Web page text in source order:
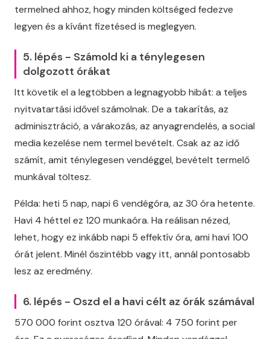
termelned ahhoz, hogy minden költséged fedezve
legyen és a kívánt fizetésed is meglegyen.
5. lépés - Számold ki a ténylegesen
dolgozott órákat
Itt követik el a legtöbben a legnagyobb hibát: a teljes
nyitvatartási idővel számolnak. De a takarítás, az
adminisztráció, a várakozás, az anyagrendelés, a social
media kezelése nem termel bevételt. Csak az az idő
számít, amit ténylegesen vendéggel, bevételt termelő
munkával töltesz.
Példa: heti 5 nap, napi 6 vendégóra, az 30 óra hetente.
Havi 4 héttel ez 120 munkaóra. Ha reálisan nézed,
lehet, hogy ez inkább napi 5 effektív óra, ami havi 100
órát jelent. Minél őszintébb vagy itt, annál pontosabb
lesz az eredmény.
6. lépés - Oszd el a havi célt az órák számával
570 000 forint osztva 120 órával: 4 750 forint per